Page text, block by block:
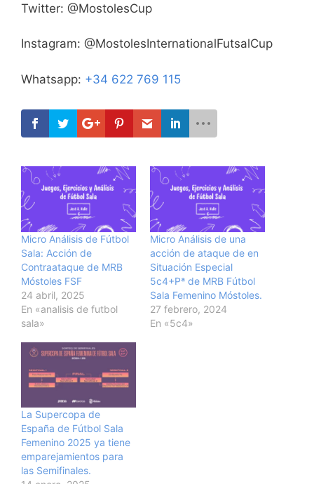
Twitter: @MostolesCup
Instagram: @MostolesInternationalFutsalCup
Whatsapp: +34 622 769 115
Micro Análisis de Fútbol
Sala: Acción de
Contraataque de MRB
Móstoles FSF
24 abril, 2025
En «analisis de futbol
sala»
Micro Análisis de una
acción de ataque de en
Situación Especial
5c4+Pª de MRB Fútbol
Sala Femenino Móstoles.
27 febrero, 2024
En «5c4»
La Supercopa de
España de Fútbol Sala
Femenino 2025 ya tiene
emparejamientos para
las Semifinales.